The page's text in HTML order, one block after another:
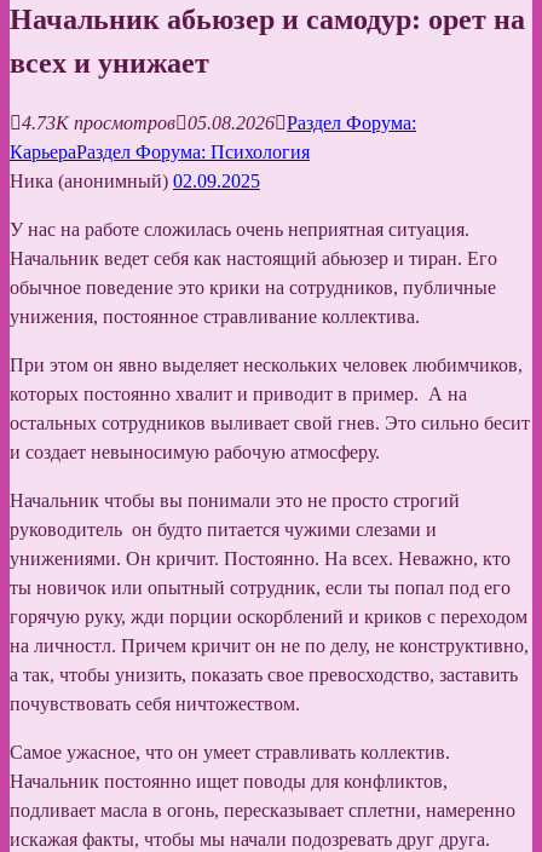
Начальник абьюзер и самодур: орет на
всех и унижает
4.73K просмотров 05.08.2026 Раздел Форума:
КарьераРаздел Форума: Психология
Ника (анонимный) 02.09.2025
У нас на работе сложилась очень неприятная ситуация.
Начальник ведет себя как настоящий абьюзер и тиран. Его
обычное поведение это крики на сотрудников, публичные
унижения, постоянное стравливание коллектива.
При этом он явно выделяет нескольких человек любимчиков,
которых постоянно хвалит и приводит в пример. А на
остальных сотрудников выливает свой гнев. Это сильно бесит
и создает невыносимую рабочую атмосферу.
Начальник чтобы вы понимали это не просто строгий
руководитель он будто питается чужими слезами и
унижениями. Он кричит. Постоянно. На всех. Неважно, кто
ты новичок или опытный сотрудник, если ты попал под его
горячую руку, жди порции оскорблений и криков с переходом
на личностл. Причем кричит он не по делу, не конструктивно,
а так, чтобы унизить, показать свое превосходство, заставить
почувствовать себя ничтожеством.
Самое ужасное, что он умеет стравливать коллектив.
Начальник постоянно ищет поводы для конфликтов,
подливает масла в огонь, пересказывает сплетни, намеренно
искажая факты, чтобы мы начали подозревать друг друга.